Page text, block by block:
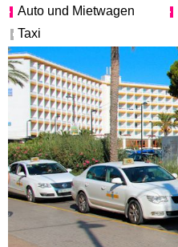
Auto und Mietwagen
Taxi